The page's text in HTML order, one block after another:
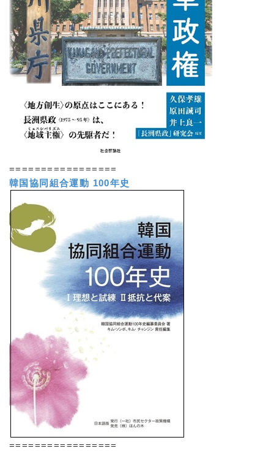
=================
韓国協同組合運動 100年史
=================